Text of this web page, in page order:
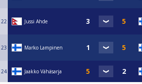
22 Jussi Ahde
23 Marko Lampinen
24 Jaakko Vähäsarja